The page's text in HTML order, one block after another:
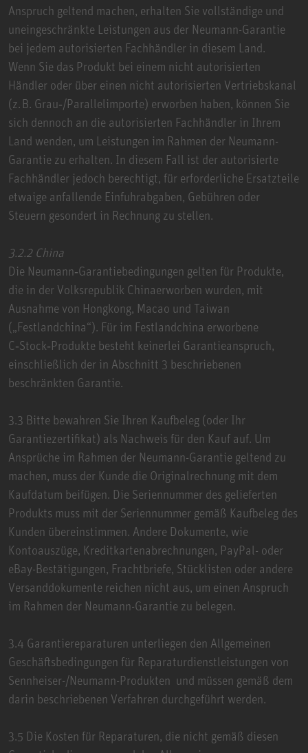
Anspruch geltend machen, erhalten Sie vollständige und
uneingeschränkte Leistungen aus der Neumann-Garantie
bei jedem autorisierten Fachhändler in diesem Land.
Wenn Sie das Produkt bei einem nicht autorisierten
Händler oder über einen nicht autorisierten Vertriebskanal
(z. B. Grau‑/Parallelimporte) erworben haben, können Sie
sich dennoch an die autorisierten Fachhändler in Ihrem
Land wenden, um Leistungen im Rahmen der Neumann-
Garantie zu erhalten. In diesem Fall ist der autorisierte
Fachhändler jedoch berechtigt, für erforderliche Ersatzteile
etwaige anfallende Einfuhrabgaben, Gebühren oder
Steuern gesondert in Rechnung zu stellen.
3.2.2 China
Die Neumann‑Garantiebedingungen gelten für Produkte,
die in der Volksrepublik Chinaerworben wurden, mit
Ausnahme von Hongkong, Macao und Taiwan
(„Festlandchina“). Für im Festlandchina erworbene
C‑Stock‑Produkte besteht keinerlei Garantieanspruch,
einschließlich der in Abschnitt 3 beschriebenen
beschränkten Garantie.
3.3 Bitte bewahren Sie Ihren Kaufbeleg (oder Ihr
Garantiezertifikat) als Nachweis für den Kauf auf. Um
Ansprüche im Rahmen der Neumann-Garantie geltend zu
machen, muss der Kunde die Originalrechnung mit dem
Kaufdatum beifügen. Die Seriennummer des gelieferten
Produkts muss mit der Seriennummer gemäß Kaufbeleg des
Kunden übereinstimmen. Andere Dokumente, wie
Kontoauszüge, Kreditkartenabrechnungen, PayPal- oder
eBay-Bestätigungen, Frachtbriefe, Stücklisten oder andere
Versanddokumente reichen nicht aus, um einen Anspruch
im Rahmen der Neumann-Garantie zu belegen.
3.4 Garantiereparaturen unterliegen den Allgemeinen
Geschäftsbedingungen für Reparaturdienstleistungen von
Sennheiser-/Neumann-Produkten und müssen gemäß dem
darin beschriebenen Verfahren durchgeführt werden.
3.5 Die Kosten für Reparaturen, die nicht gemäß diesen